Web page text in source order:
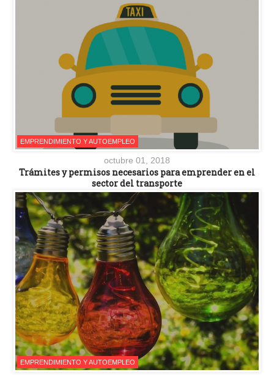
EMPRENDIMIENTO Y AUTOEMPLEO
octubre 01, 2018
Trámites y permisos necesarios para emprender en el
sector del transporte
EMPRENDIMIENTO Y AUTOEMPLEO